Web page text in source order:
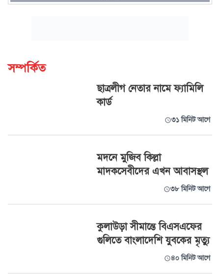
সম্পর্কিত
ছাত্রলীগ নেতার নামে ফ্যামিলি
কার্ড
৩১ মিনিট আগে
মদনে মুজিব কিল্লা
মাদকসেবীদের এখন আবাসস্থল
৩৮ মিনিট আগে
কুলাউড়া সীমান্তে বিএসএফের
গুলিতে বাংলাদেশি যুবকের মৃত্যু
৪০ মিনিট আগে